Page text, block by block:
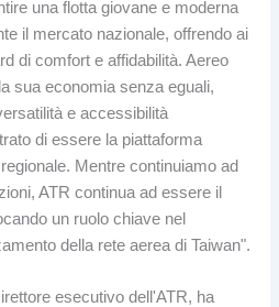
una flotta giovane e moderna
il mercato nazionale, offrendo ai
di comfort e affidabilità. Aereo
sua economia senza eguali,
e accessibilità
di essere la piattaforma
Mentre continuiamo ad
ATR continua ad essere il
un ruolo chiave nel
della rete aerea di Taiwan".
esecutivo dell'ATR, ha